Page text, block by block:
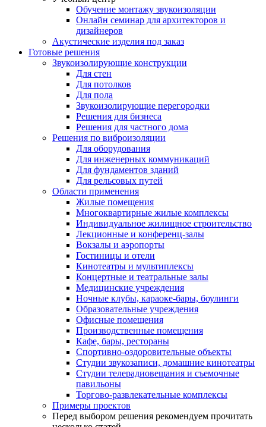
Обучение монтажу звукоизоляции
Онлайн семинар для архитекторов и
дизайнеров
Акустические изделия под заказ
Готовые решения
Звукоизолирующие конструкции
Для стен
Для потолков
Для пола
Звукоизолирующие перегородки
Решения для бизнеса
Решения для частного дома
Решения по виброизоляции
Для оборудования
Для инженерных коммуникаций
Для фундаментов зданий
Для рельсовых путей
Области применения
Жилые помещения
Многоквартирные жилые комплексы
Индивидуальное жилищное строительство
Лекционные и конференц-залы
Вокзалы и аэропорты
Гостиницы и отели
Кинотеатры и мультиплексы
Концертные и театральные залы
Медицинские учреждения
Ночные клубы, караоке-бары, боулинги
Образовательные учреждения
Офисные помещения
Производственные помещения
Кафе, бары, рестораны
Спортивно-оздоровительные объекты
Студии звукозаписи, домашние кинотеатры
Студии телерадиовещания и съемочные
павильоны
Торгово-развлекательные комплексы
Примеры проектов
Перед выбором решения рекомендуем прочитать